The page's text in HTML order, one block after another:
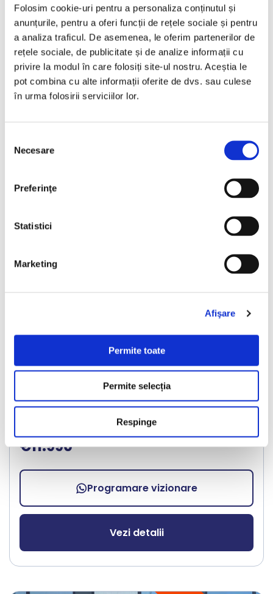
Folosim cookie-uri pentru a personaliza conținutul și
anunțurile, pentru a oferi funcții de rețele sociale și pentru
a analiza traficul. De asemenea, le oferim partenerilor de
rețele sociale, de publicitate și de analize informații cu
privire la modul în care folosiți site-ul nostru. Aceștia le
pot combina cu alte informații oferite de dvs. sau culese
în urma folosirii serviciilor lor.
consimțământului
Necesare
Preferinţe
Statistici
Marketing
Afişare
Permite toate
Permite selecția
Respinge
Programare vizionare
Vezi detalii
Nou
❮
Ford Puma
2023 49240 km Benzina 155 HP Manuala
Bucuresti Odaii
€11.990
Programare vizionare
Vezi detalii